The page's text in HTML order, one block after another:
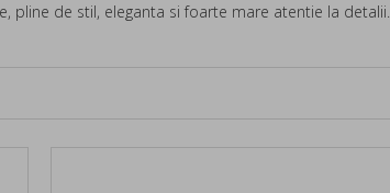
pline de stil, eleganta si foarte mare atentie la detalii.